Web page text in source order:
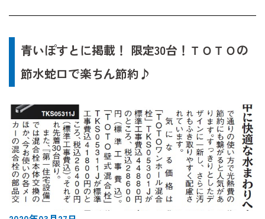
青いぽすとに掲載！ 限定30台！ＴＯＴＯの
節水蛇口で楽ちん節約♪